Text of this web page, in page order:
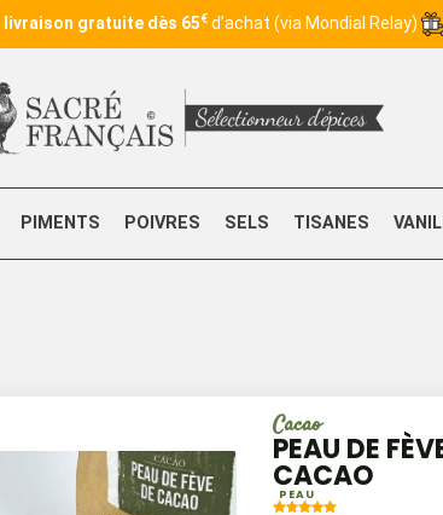
livraison gratuite dès 65€ d’achat (via Mondial Relay)
PIMENTS POIVRES SELS TISANES
Cacao
PEAU DE
CACAO
PEAU